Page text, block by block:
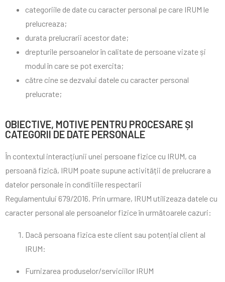
categoriile de date cu caracter personal pe care IRUM le
prelucreaza;
durata prelucrarii acestor date;
drepturile persoanelor în calitate de persoane vizate și
modul în care se pot exercita;
către cine se dezvalui datele cu caracter personal
prelucrate;
OBIECTIVE, MOTIVE PENTRU PROCESARE ȘI
CATEGORII DE DATE PERSONALE
În contextul interacțiunii unei persoane fizice cu IRUM, ca
persoană fizică, IRUM poate supune activității de prelucrare a
datelor personale in conditiile respectarii
Regulamentului 679/2016. Prin urmare, IRUM utilizeaza datele cu
caracter personal ale persoanelor fizice în următoarele cazuri:
Dacă persoana fizica este client sau potențial client al
IRUM:
Furnizarea produselor/serviciilor IRUM